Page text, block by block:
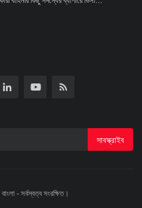
সাবস্ক্রাইব
- সর্বস্বত্ব সংরক্ষিত।